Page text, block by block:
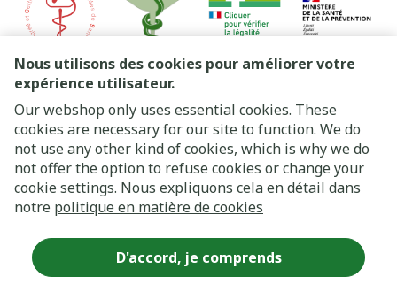
Nous utilisons des cookies pour améliorer votre
expérience utilisateur.
Our webshop only uses essential cookies. These
cookies are necessary for our site to function. We do
not use any other kind of cookies, which is why we do
not offer the option to refuse cookies or change your
cookie settings. Nous expliquons cela en détail dans
notre politique en matière de cookies
D'accord, je comprends
Liens légaux